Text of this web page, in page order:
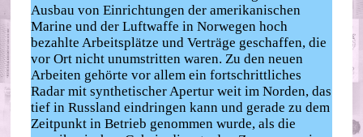
Ausbau von Einrichtungen der amerikanischen
Marine und der Luftwaffe in Norwegen hoch
bezahlte Arbeitsplätze und Verträge geschaffen, die
vor Ort nicht unumstritten waren. Zu den neuen
Arbeiten gehörte vor allem ein fortschrittliches
Radar mit synthetischer Apertur weit im Norden, das
tief in Russland eindringen kann und gerade zu dem
Zeitpunkt in Betrieb genommen wurde, als die